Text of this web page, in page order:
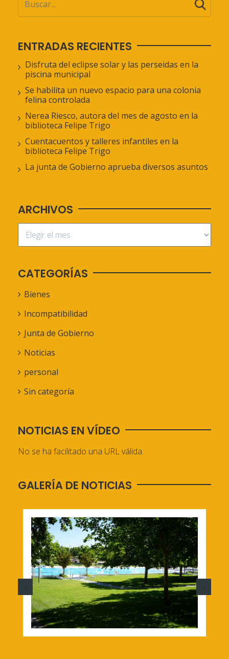
ENTRADAS RECIENTES
Disfruta del eclipse solar y las perseidas en la
piscina municipal
Se habilita un nuevo espacio para una colonia
felina controlada
Nerea Riesco, autora del mes de agosto en la
biblioteca Felipe Trigo
Cuentacuentos y talleres infantiles en la
biblioteca Felipe Trigo
La junta de Gobierno aprueba diversos asuntos
ARCHIVOS
CATEGORÍAS
Bienes
Incompatibilidad
Junta de Gobierno
Noticias
personal
Sin categoría
NOTICIAS EN VÍDEO
No se ha facilitado una URL válida.
GALERÍA DE NOTICIAS